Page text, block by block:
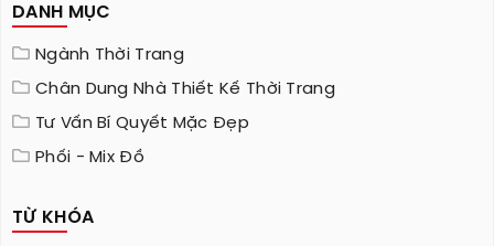
DANH MỤC
Ngành Thời Trang
Chân Dung Nhà Thiết Kế Thời Trang
Tư Vấn Bí Quyết Mặc Đẹp
Phối - Mix Đồ
TỪ KHÓA